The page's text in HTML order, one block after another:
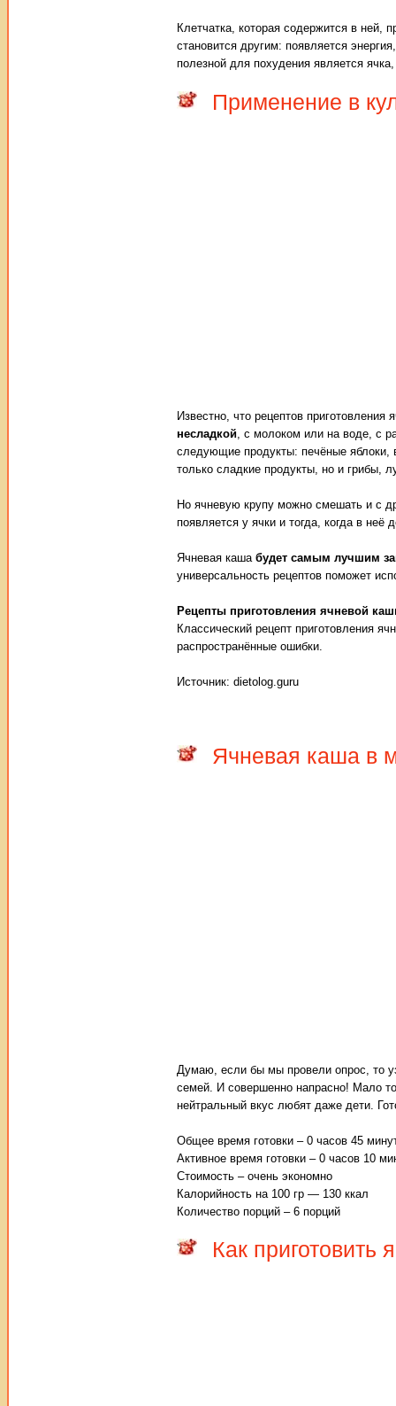
Клетчатка, которая содержится в ней,
становится другим: появляется
полезной для похудения является
Применение в
Известно, что рецептов
несладкой , с молоком или на воде, с
следующие продукты: печёные яблоки,
только сладкие продукты, но и грибы,
Но ячневую крупу можно смешать и с
появляется у ячки и тогда, когда в
Ячневая каша будет самым лучшим
универсальность рецептов поможет
Рецепты приготовления ячневой
Классический рецепт приготовления
распространённые ошибки.
Источник: dietolog.guru
Ячневая каша в
Думаю, если бы мы провели опрос, то
семей. И совершенно напрасно! Мало
нейтральный вкус любят даже дети.
Общее время готовки – 0 часов 45
Активное время готовки – 0 часов 10
Стоимость – очень экономно
Калорийность на 100 гр — 130 ккал
Количество порций – 6 порций
Как приготовить